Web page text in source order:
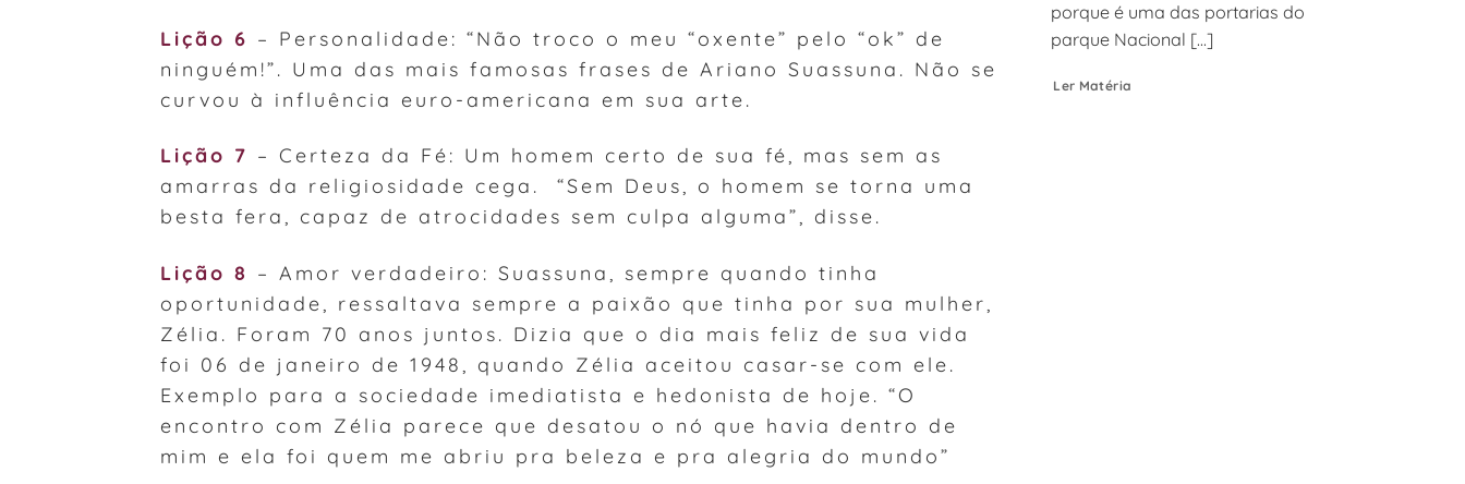
Lição 6 – Personalidade: “Não troco o meu “oxente” pelo “ok” de
ninguém!”. Uma das mais famosas frases de Ariano Suassuna. Não se
curvou à influência euro-americana em sua arte.
Lição 7 – Certeza da Fé: Um homem certo de sua fé, mas sem as
amarras da religiosidade cega. “Sem Deus, o homem se torna uma
besta fera, capaz de atrocidades sem culpa alguma”, disse.
Lição 8 – Amor verdadeiro: Suassuna, sempre quando tinha
oportunidade, ressaltava sempre a paixão que tinha por sua mulher,
Zélia. Foram 70 anos juntos. Dizia que o dia mais feliz de sua vida
foi 06 de janeiro de 1948, quando Zélia aceitou casar-se com ele.
Exemplo para a sociedade imediatista e hedonista de hoje. “O
encontro com Zélia parece que desatou o nó que havia dentro de
mim e ela foi quem me abriu pra beleza e pra alegria do mundo”
porque é uma das portarias do
parque Nacional [...]
Ler Matéria